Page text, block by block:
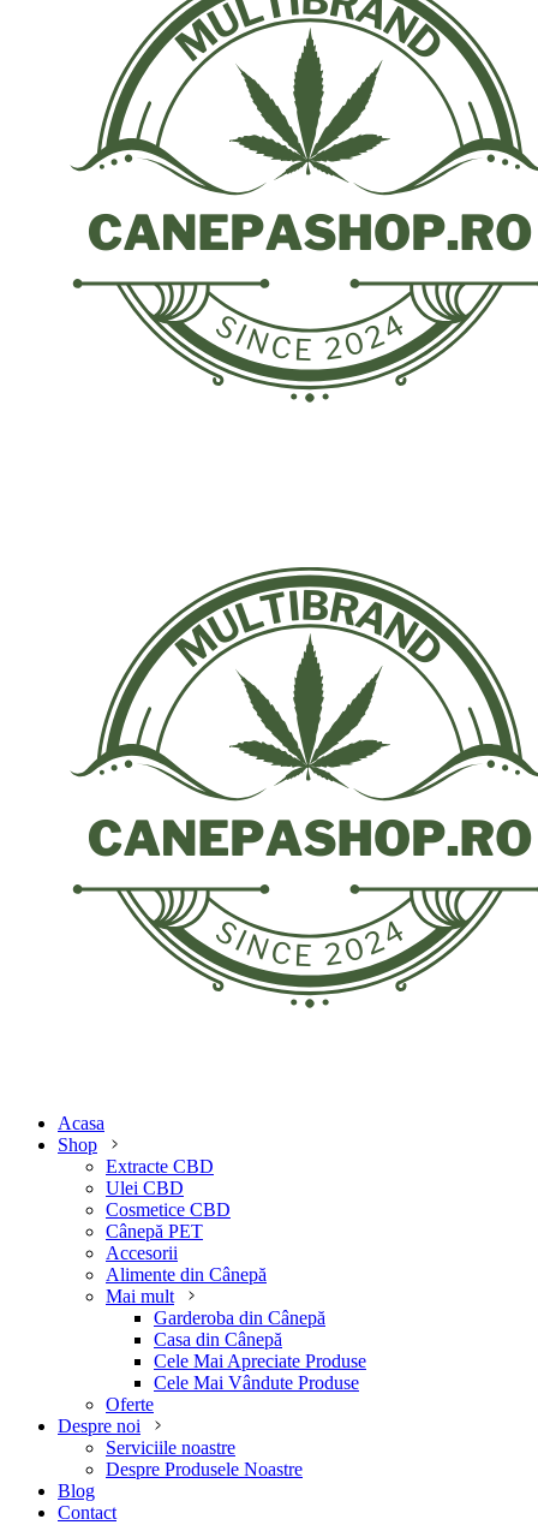
Acasa
Shop
Extracte CBD
Ulei CBD
Cosmetice CBD
Cânepă PET
Accesorii
Alimente din Cânepă
Mai mult
Garderoba din Cânepă
Casa din Cânepă
Cele Mai Apreciate Produse
Cele Mai Vândute Produse
Oferte
Despre noi
Serviciile noastre
Despre Produsele Noastre
Blog
Contact